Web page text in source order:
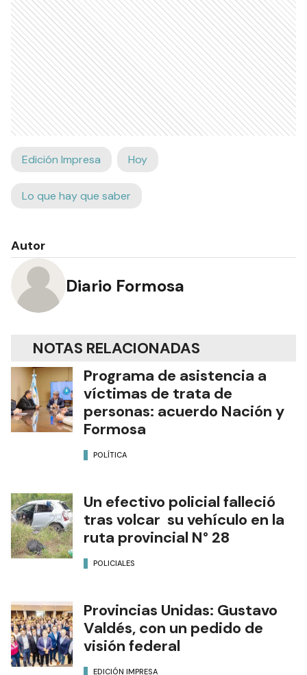
Edición Impresa Hoy
Lo que hay que saber
Autor
Diario Formosa
NOTAS RELACIONADAS
Programa de asistencia a
víctimas de trata de
personas: acuerdo Nación y
Formosa
POLÍTICA
Un efectivo policial falleció
tras volcar su vehículo en la
ruta provincial N° 28
POLICIALES
Provincias Unidas: Gustavo
Valdés, con un pedido de
visión federal
EDICIÓN IMPRESA